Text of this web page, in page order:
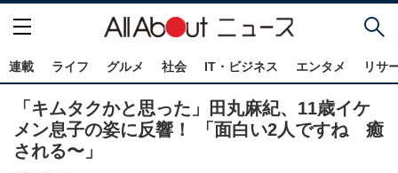
連載 ライフ グルメ 社会 IT・ビジネス エンタメ リサ
「キムタクかと思った」田丸麻紀、11歳イケ
メン息子の姿に反響！ 「面白い2人ですね 癒
される〜」